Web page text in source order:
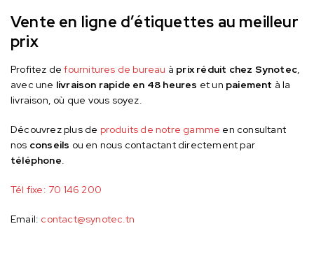
Vente en ligne d’étiquettes au meilleur
prix
Profitez defournitures de bureau à prix réduit chez Synotec
avec une livraison rapide en 48 heures et un paiement à la
livraison, où que vous soyez.
Découvrez plus de produits de notre gamme en consultant
nos conseils ou en nous contactant directement par
téléphone
Tél fixe: 70 146 200
Email: contact@synotec.tn